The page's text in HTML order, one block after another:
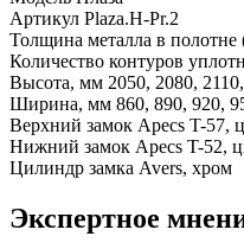
Артикул Plaza.H-Pr.2
Толщина металла в
Количество контуров
Высота, мм 2050, 2080,
Ширина, мм 860, 890, 920,
Верхний замок Apecs T-57,
Нижний замок Apecs T-52,
Цилиндр замка Avers, хром
Экспертное